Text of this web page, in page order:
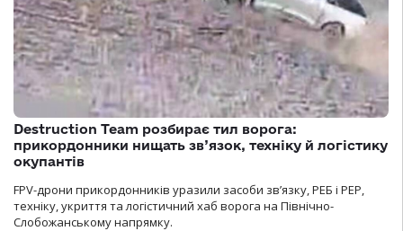
Destruction Team розбирає тил ворога:
прикордонники нищать зв’язок, техніку й логістику
окупантів
FPV-дрони прикордонників уразили засоби зв’язку, РЕБ і РЕР,
техніку, укриття та логістичний хаб ворога на Північно-
Слобожанському напрямку.